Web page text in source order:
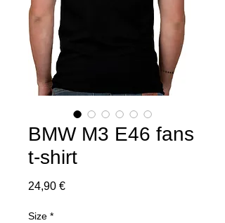
BMW M3 E46 fans
t-shirt
24,90 €Τιμή
Size *